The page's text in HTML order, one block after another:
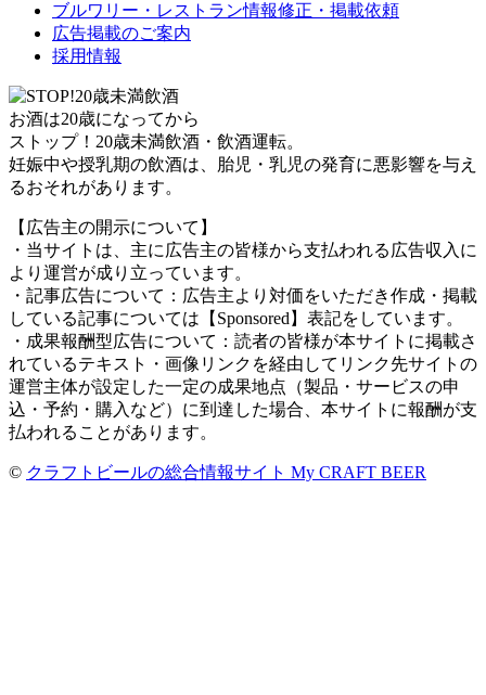
ブルワリー・レストラン情報修正・掲載依頼
広告掲載のご案内
採用情報
お酒は20歳になってから
ストップ！20歳未満飲酒・飲酒運転。
妊娠中や授乳期の飲酒は、胎児・乳児の発育に悪影響を与え
るおそれがあります。
【広告主の開示について】
・当サイトは、主に広告主の皆様から支払われる広告収入に
より運営が成り立っています。
・記事広告について：広告主より対価をいただき作成・掲載
している記事については【Sponsored】表記をしています。
・成果報酬型広告について：読者の皆様が本サイトに掲載さ
れているテキスト・画像リンクを経由してリンク先サイトの
運営主体が設定した一定の成果地点（製品・サービスの申
込・予約・購入など）に到達した場合、本サイトに報酬が支
払われることがあります。
© クラフトビールの総合情報サイト My CRAFT BEER